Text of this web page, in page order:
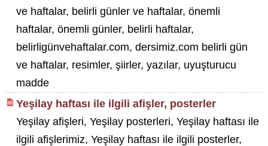
ve haftalar, belirli günler ve haftalar, önemli
haftalar, önemli günler, belirli haftalar,
belirligünvehaftalar.com, dersimiz.com belirli gün
ve haftalar, resimler, şiirler, yazılar, uyuşturucu
madde
Yeşilay haftası ile ilgili afişler, posterler
Yeşilay afişleri, Yeşilay posterleri, Yeşilay haftası ile
ilgili afişlerimiz, Yeşilay haftası ile ilgili posterler,